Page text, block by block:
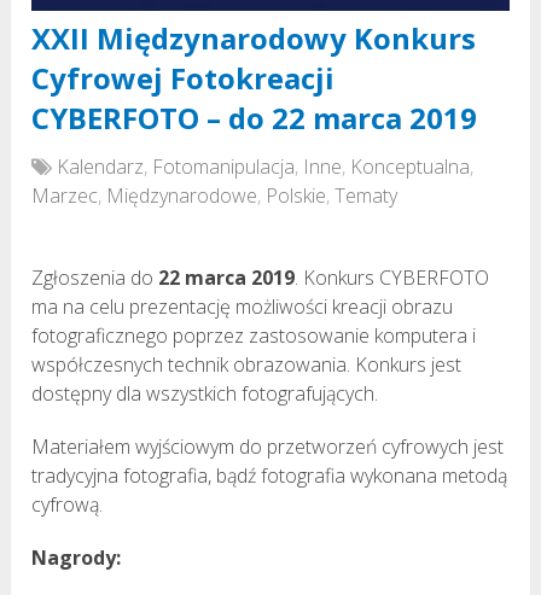
XXII Międzynarodowy Konkurs
Cyfrowej Fotokreacji
CYBERFOTO – do 22 marca 2019
Kalendarz, Fotomanipulacja, Inne, Konceptualna,
Marzec, Międzynarodowe, Polskie,Tematy
Zgłoszenia do 22 marca 2019. Konkurs CYBERFOTO
ma na celu prezentację możliwości kreacji obrazu
fotograficznego poprzez zastosowanie komputera i
współczesnych technik obrazowania. Konkurs jest
dostępny dla wszystkich fotografujących.
Materiałem wyjściowym do przetworzeń cyfrowych jest
tradycyjna fotografia, bądź fotografia wykonana metodą
cyfrową.
Nagrody: